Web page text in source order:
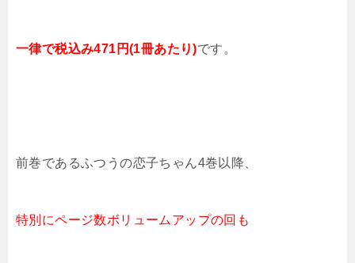
一律で税込み471 円(1冊あたり)です。
前巻であるふつうの恋子ちゃん4巻 以降、
特別にページ数ボリュームアップの回も